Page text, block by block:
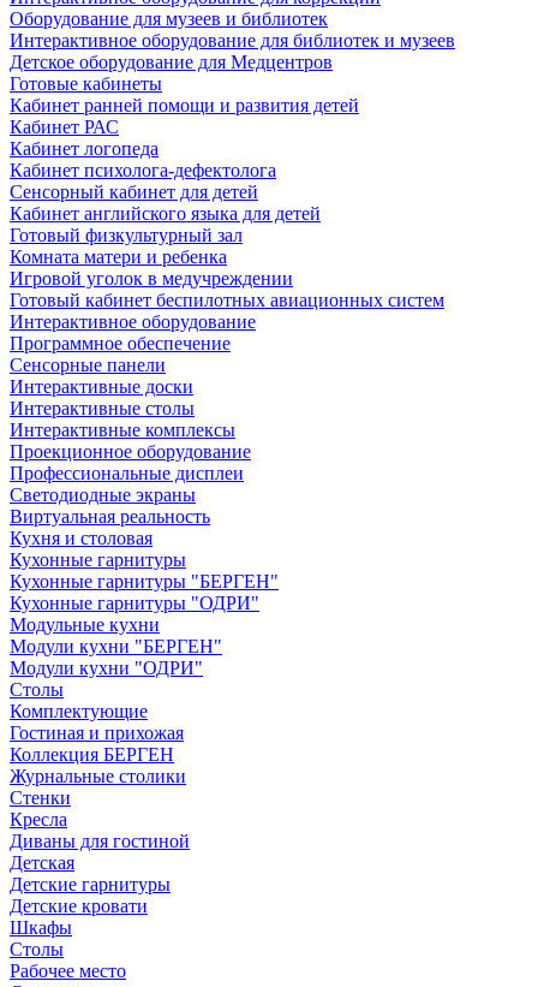
Оборудование для музеев и библиотек
Интерактивное оборудование для библиотек и музеев
Детское оборудование для Медцентров
Готовые кабинеты
Кабинет ранней помощи и развития детей
Кабинет РАС
Кабинет логопеда
Кабинет психолога-дефектолога
Сенсорный кабинет для детей
Кабинет английского языка для детей
Готовый физкультурный зал
Комната матери и ребенка
Игровой уголок в медучреждении
Готовый кабинет беспилотных авиационных систем
Интерактивное оборудование
Программное обеспечение
Сенсорные панели
Интерактивные доски
Интерактивные столы
Интерактивные комплексы
Проекционное оборудование
Профессиональные дисплеи
Светодиодные экраны
Виртуальная реальность
Кухня и столовая
Кухонные гарнитуры
Кухонные гарнитуры "БЕРГЕН"
Кухонные гарнитуры "ОДРИ"
Модульные кухни
Модули кухни "БЕРГЕН"
Модули кухни "ОДРИ"
Столы
Комплектующие
Гостиная и прихожая
Коллекция БЕРГЕН
Журнальные столики
Стенки
Кресла
Диваны для гостиной
Детская
Детские гарнитуры
Детские кровати
Шкафы
Столы
Рабочее место